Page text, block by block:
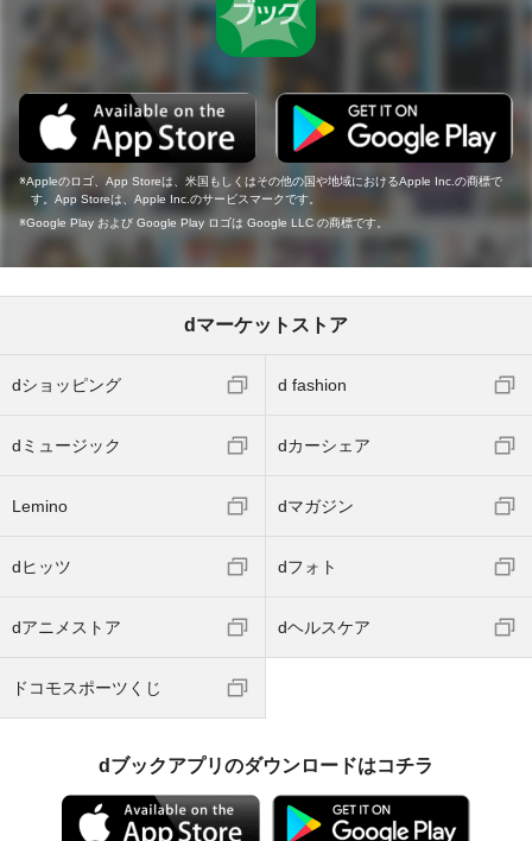
Appleのロゴ、App Storeは、米国もしくはその他の国や地域におけるApple Inc.の商標で
す。App Storeは、Apple Inc.のサービスマークです。
Google Play および Google Play ロゴは Google LLC の商標です。
dマーケットストア
dショッピング d fashion
dミュージック dカーシェア
Lemino dマガジン
dヒッツ dフォト
dアニメストア dヘルスケア
ドコモスポーツくじ
dブックアプリのダウンロードはコチラ